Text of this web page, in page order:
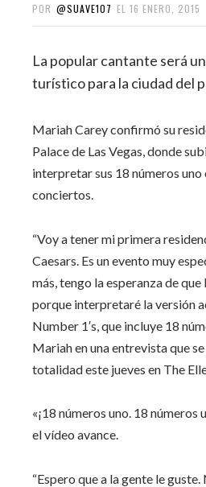
POR @SUAVE107 EL 16 ENERO, 2015
La popular cantante será
turístico para la ciudad del
Mariah Carey confirmó su
Palace de Las Vegas, donde
interpretar sus 18 números uno
conciertos.
“Voy a tener mi primera
Caesars. Es un evento muy
más, tengo la esperanza de
porque interpretaré la versión
Number 1′s, que incluye 18
Mariah en una entrevista que
totalidad este jueves en The
«¡18 números uno. 18 números
el vídeo avance.
“Espero que a la gente le